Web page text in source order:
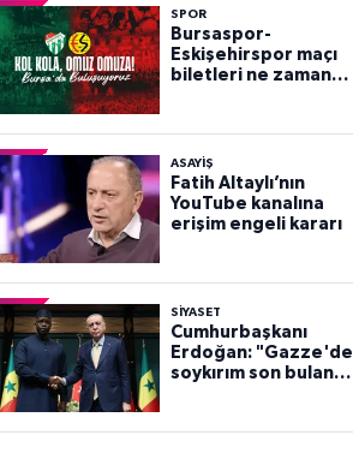
SPOR
Bursaspor-
Eskişehirspor maçı
biletleri ne zaman
ASAYİŞ
Fatih Altaylı’nın
YouTube kanalına
erişim engeli kararı
SİYASET
Cumhurbaşkanı
Erdoğan: "Gazze'de
soykırım son bulana